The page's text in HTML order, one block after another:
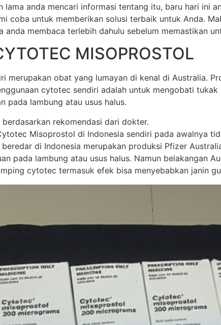
lama anda mencari informasi tentang itu, baru hari ini
coba untuk memberikan solusi terbaik untuk Anda.
anda membaca terlebih dahulu sebelum memastikan
MISOPROSTOL
merupakan obat yang lumayan di kenal di Australia.
cytotec sendiri adalah untuk mengobati
pada lambung atau usus halus.
rekomendasi dari dokter.
Misoprostol di Indonesia sendiri pada awalnya
di Indonesia merupakan produksi Pfizer
pada lambung atau usus halus. Namun belakangan
cytotec termasuk efek bisa menyebabkan janin